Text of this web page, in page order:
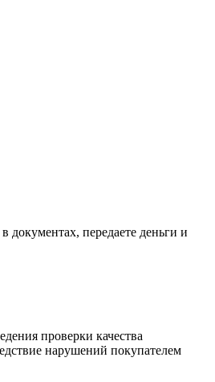
документах, передаете деньги и
проверки качества
нарушений покупателем